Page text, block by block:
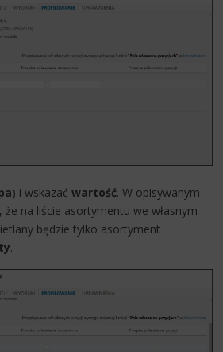
) i wskazać wartość. W opisywanym
że na liście asortymentu we własnym
będzie tylko asortyment
.